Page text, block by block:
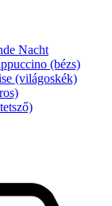
Nacht
(bézs)
(világoskék)